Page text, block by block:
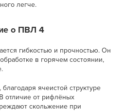
легче.
о ПВЛ 4
гибкостью и прочностью. Он
в горячем состоянии,
ячеистой структуре
отличие от рифлёных
скольжение при